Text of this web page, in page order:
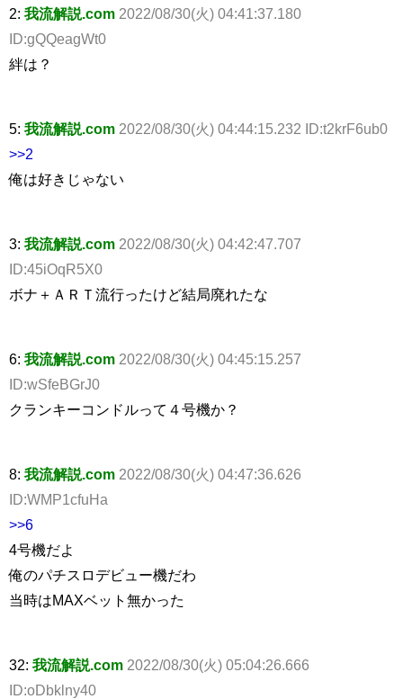
2: 我流解説.com 2022/08/30(火) 04:41:37.180
ID:gQQeagWt0
絆は？
5: 我流解説.com 2022/08/30(火) 04:44:15.232 ID:t2krF6ub0
>>2
俺は好きじゃない
3: 我流解説.com 2022/08/30(火) 04:42:47.707
ID:45iOqR5X0
ボナ＋ＡＲＴ流行ったけど結局廃れたな
6: 我流解説.com 2022/08/30(火) 04:45:15.257
ID:wSfeBGrJ0
クランキーコンドルって４号機か？
8: 我流解説.com 2022/08/30(火) 04:47:36.626
ID:WMP1cfuHa
>>6
4号機だよ
俺のパチスロデビュー機だわ
当時はMAXベット無かった
32: 我流解説.com 2022/08/30(火) 05:04:26.666
ID:oDbklny40